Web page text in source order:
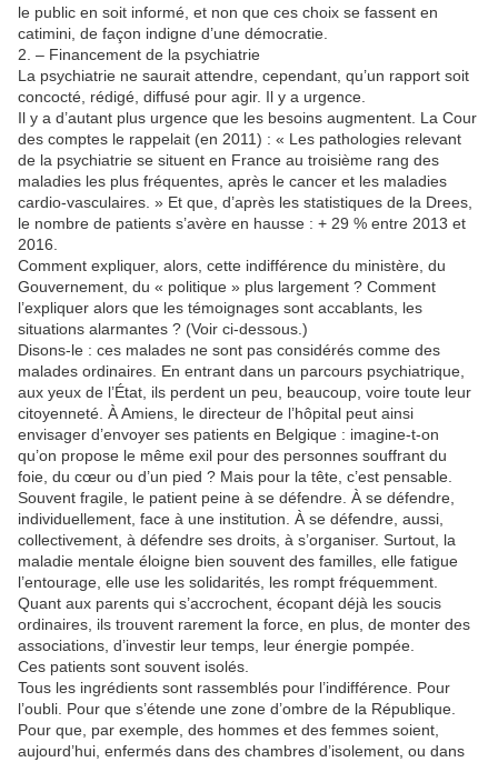
le public en soit informé, et non que ces choix se fassent en
catimini, de façon indigne d’une démocratie.
2. – Financement de la psychiatrie
La psychiatrie ne saurait attendre, cependant, qu’un rapport soit
concocté, rédigé, diffusé pour agir. Il y a urgence.
Il y a d’autant plus urgence que les besoins augmentent. La Cour
des comptes le rappelait (en 2011) : « Les pathologies relevant
de la psychiatrie se situent en France au troisième rang des
maladies les plus fréquentes, après le cancer et les maladies
cardio-vasculaires. » Et que, d’après les statistiques de la Drees,
le nombre de patients s’avère en hausse : + 29 % entre 2013 et
2016.
Comment expliquer, alors, cette indifférence du ministère, du
Gouvernement, du « politique » plus largement ? Comment
l’expliquer alors que les témoignages sont accablants, les
situations alarmantes ? (Voir ci-dessous.)
Disons-le : ces malades ne sont pas considérés comme des
malades ordinaires. En entrant dans un parcours psychiatrique,
aux yeux de l’État, ils perdent un peu, beaucoup, voire toute leur
citoyenneté. À Amiens, le directeur de l’hôpital peut ainsi
envisager d’envoyer ses patients en Belgique : imagine-t-on
qu’on propose le même exil pour des personnes souffrant du
foie, du cœur ou d’un pied ? Mais pour la tête, c’est pensable.
Souvent fragile, le patient peine à se défendre. À se défendre,
individuellement, face à une institution. À se défendre, aussi,
collectivement, à défendre ses droits, à s’organiser. Surtout, la
maladie mentale éloigne bien souvent des familles, elle fatigue
l’entourage, elle use les solidarités, les rompt fréquemment.
Quant aux parents qui s’accrochent, écopant déjà les soucis
ordinaires, ils trouvent rarement la force, en plus, de monter des
associations, d’investir leur temps, leur énergie pompée.
Ces patients sont souvent isolés.
Tous les ingrédients sont rassemblés pour l’indifférence. Pour
l’oubli. Pour que s’étende une zone d’ombre de la République.
Pour que, par exemple, des hommes et des femmes soient,
aujourd’hui, enfermés dans des chambres d’isolement, ou dans